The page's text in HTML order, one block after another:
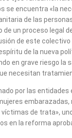
se encuentra «la
de las
de un proceso legal
de este
de la nueva
en grave riesgo la
necesitan
por las entidades
embarazadas,
de trata»,
en la reforma